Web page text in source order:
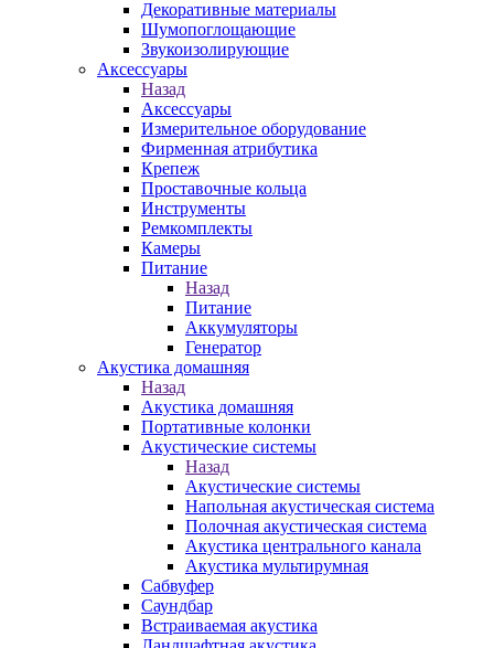
Декоративные материалы
Шумопоглощающие
Звукоизолирующие
Аксессуары
Назад
Аксессуары
Измерительное оборудование
Фирменная атрибутика
Крепеж
Проставочные кольца
Инструменты
Ремкомплекты
Камеры
Питание
Назад
Питание
Аккумуляторы
Генератор
Акустика домашняя
Назад
Акустика домашняя
Портативные колонки
Акустические системы
Назад
Акустические системы
Напольная акустическая система
Полочная акустическая система
Акустика центрального канала
Акустика мультирумная
Сабвуфер
Саундбар
Встраиваемая акустика